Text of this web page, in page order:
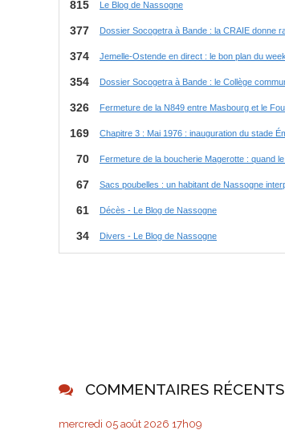
COMMENTAIRES RÉCENTS
mercredi 05 août 2026 17h09